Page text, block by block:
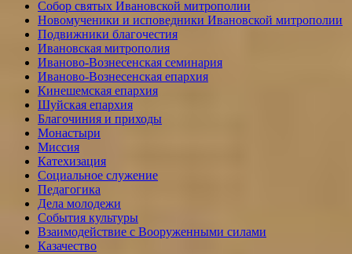
Собор святых Ивановской митрополии
Новомученики и исповедники Ивановской митрополии
Подвижники благочестия
Ивановская митрополия
Иваново-Вознесенская семинария
Иваново-Вознесенская епархия
Кинешемская епархия
Шуйская епархия
Благочиния и приходы
Монастыри
Миссия
Катехизация
Социальное служение
Педагогика
Дела молодежи
События культуры
Взаимодействие с Вооруженными силами
Казачество